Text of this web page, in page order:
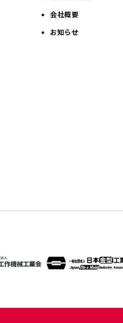
会社概要
お知らせ